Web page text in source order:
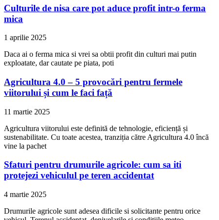
Culturile de nisa care pot aduce profit intr-o ferma
mica
1 aprilie 2025
Daca ai o ferma mica si vrei sa obtii profit din culturi mai putin
exploatate, dar cautate pe piata, poti
Agricultura 4.0 – 5 provocări pentru fermele
viitorului și cum le faci față
11 martie 2025
Agricultura viitorului este definită de tehnologie, eficiență și
sustenabilitate. Cu toate acestea, tranziția către Agricultura 4.0 încă
vine la pachet
Sfaturi pentru drumurile agricole: cum sa iti
protejezi vehiculul pe teren accidentat
4 martie 2025
Drumurile agricole sunt adesea dificile si solicitante pentru orice